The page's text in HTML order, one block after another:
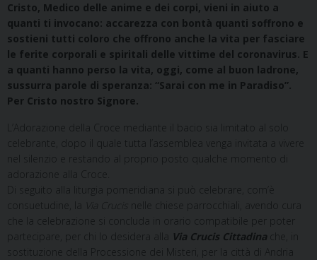
Cristo, Medico delle anime e dei corpi, vieni in aiuto a
quanti ti invocano: accarezza con bontà quanti soffrono e
sostieni tutti coloro che offrono anche la vita per fasciare
le ferite corporali e spiritali delle vittime del coronavirus. E
a quanti hanno perso la vita, oggi, come al buon ladrone,
sussurra parole di speranza: “Sarai con me in Paradiso”.
Per Cristo nostro Signore.
L’Adorazione della Croce mediante il bacio sia limitato al solo
celebrante, dopo il quale tutta l’assemblea venga invitata a vivere
nel silenzio e restando al proprio posto qualche momento di
adorazione alla Croce.
Di seguito alla liturgia pomeridiana si può celebrare, com’è
consuetudine, la
nelle chiese parrocchiali, avendo cura
che la celebrazione si concluda in orario compatibile per poter
partecipare, per chi lo desidera alla Via Crucis Cittadina che, in
sostituzione della Processione dei Misteri, per la città di Andria